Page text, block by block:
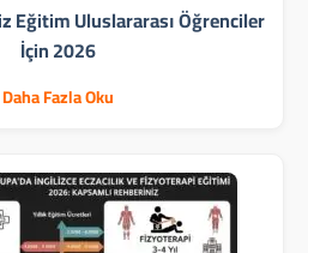
Eğitim Uluslararası Öğrenciler
İçin 2026
Daha Fazla Oku